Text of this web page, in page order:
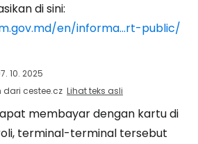
di sini:
en/informa...rt-public/
10. 2025
dari cestee.cz Lihat teks asli
membayar dengan kartu di
terminal-terminal tersebut